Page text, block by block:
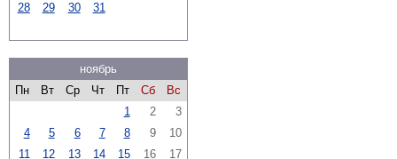
28
29 30 31
ноябрь
Пн
Вт Ср Чт Пт Сб
Вс
1
2
3
4
5 6 7 8 9
10
11
12 13 14 15 16
17